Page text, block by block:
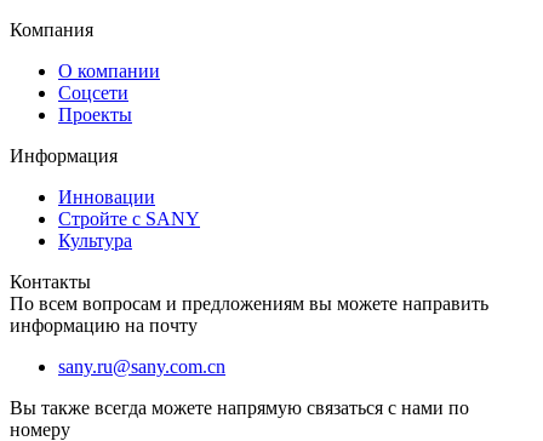
Компания
О компании
Соцсети
Проекты
Информация
Инновации
Стройте с SANY
Культура
Контакты
По всем вопросам и предложениям вы можете направить
информацию на почту
sany.ru@sany.com.cn
Вы также всегда можете напрямую связаться с нами по
номеру